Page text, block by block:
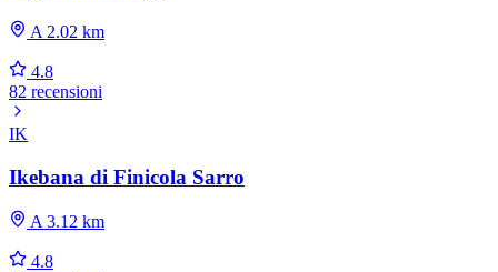
A 2.02 km
4.8
82 recensioni
IK
Ikebana di Finicola Sarro
A 3.12 km
4.8